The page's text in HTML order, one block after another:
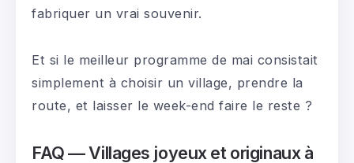
fabriquer un vrai souvenir.
Et si le meilleur programme de mai consistait
simplement à choisir un village, prendre la
route, et laisser le week-end faire le reste ?
FAQ — Villages joyeux et originaux à